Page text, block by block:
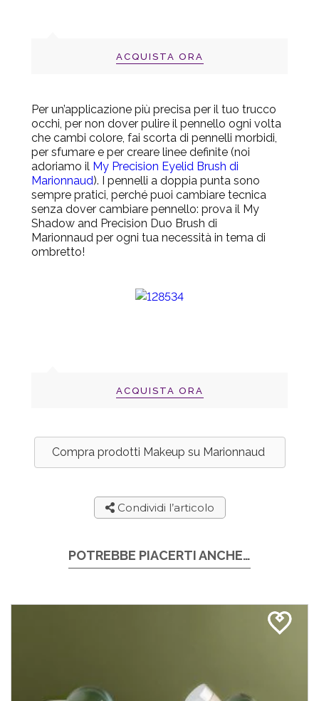
ACQUISTA ORA
Per un’applicazione più precisa per il tuo trucco
occhi, per non dover pulire il pennello ogni volta
che cambi colore, fai scorta di pennelli morbidi,
per sfumare e per creare linee definite (noi
adoriamo il My Precision Eyelid Brush di
Marionnaud). I pennelli a doppia punta sono
sempre pratici, perché puoi cambiare tecnica
senza dover cambiare pennello: prova il My
Shadow and Precision Duo Brush di
Marionnaud per ogni tua necessità in tema di
ombretto!
ACQUISTA ORA
Compra prodotti Makeup su Marionnaud
Condividi l’articolo
POTREBBE PIACERTI ANCHE…